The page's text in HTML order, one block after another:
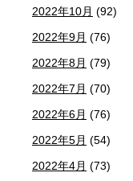
2022年10月 (92)
2022年9月 (76)
2022年8月 (79)
2022年7月 (70)
2022年6月 (76)
2022年5月 (54)
2022年4月 (73)